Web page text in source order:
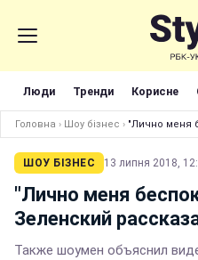
Люди Тренди Корисне
Головна › Шоу бізнес › "Лично меня
ШОУ БІЗНЕС 13 липня 2018,
"Лично меня
Зеленский
Также шоумен объяснил